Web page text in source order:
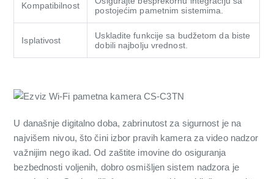
Kompatibilnost
postojećim pametnim sistemima.
Isplativost
Uskladite funkcije sa budžetom da biste
dobili najbolju vrednost.
U današnje digitalno doba, zabrinutost za sigurnost je na
najvišem nivou, što čini izbor pravih kamera za video nadzor
važnijim nego ikad. Od zaštite imovine do osiguranja
bezbednosti voljenih, dobro osmišljen sistem nadzora je